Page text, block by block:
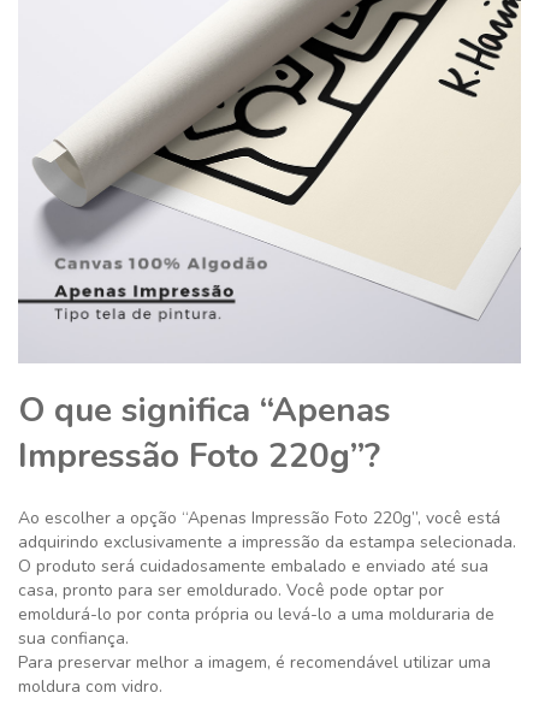
O que significa “Apenas
Impressão Foto 220g”?
Ao escolher a opção “Apenas Impressão Foto 220g”, você está
adquirindo exclusivamente a impressão da estampa selecionada.
O produto será cuidadosamente embalado e enviado até sua
casa, pronto para ser emoldurado. Você pode optar por
emoldurá-lo por conta própria ou levá-lo a uma molduraria de
sua confiança.
Para preservar melhor a imagem, é recomendável utilizar uma
moldura com vidro.